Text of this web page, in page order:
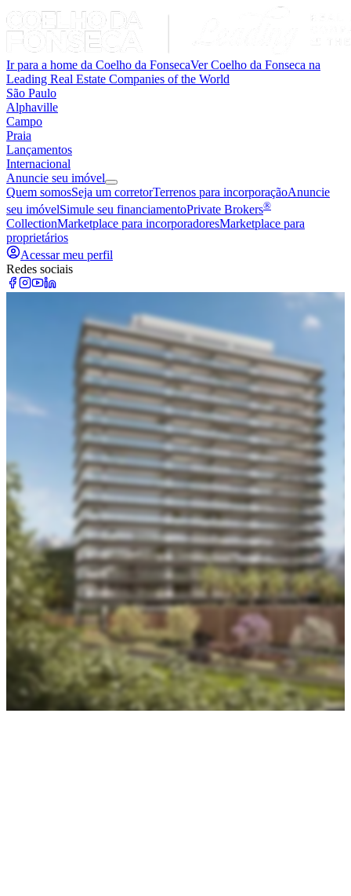
Ir para a home da Coelho da FonsecaVer Coelho da Fonseca na
Leading Real Estate Companies of the World
São Paulo
Alphaville
Campo
Praia
Lançamentos
Internacional
Anuncie seu imóvel
Quem somosSeja um corretorTerrenos para incorporaçãoAnuncie
seu imóvelSimule seu financiamentoPrivate Brokers®
CollectionMarketplace para incorporadoresMarketplace para
proprietários
Acessar meu perfil
Redes sociais